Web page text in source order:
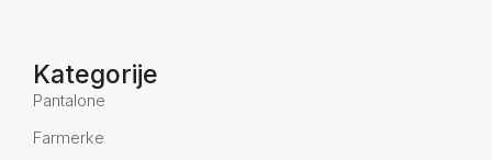
Kategorije
Pantalone
Farmerke